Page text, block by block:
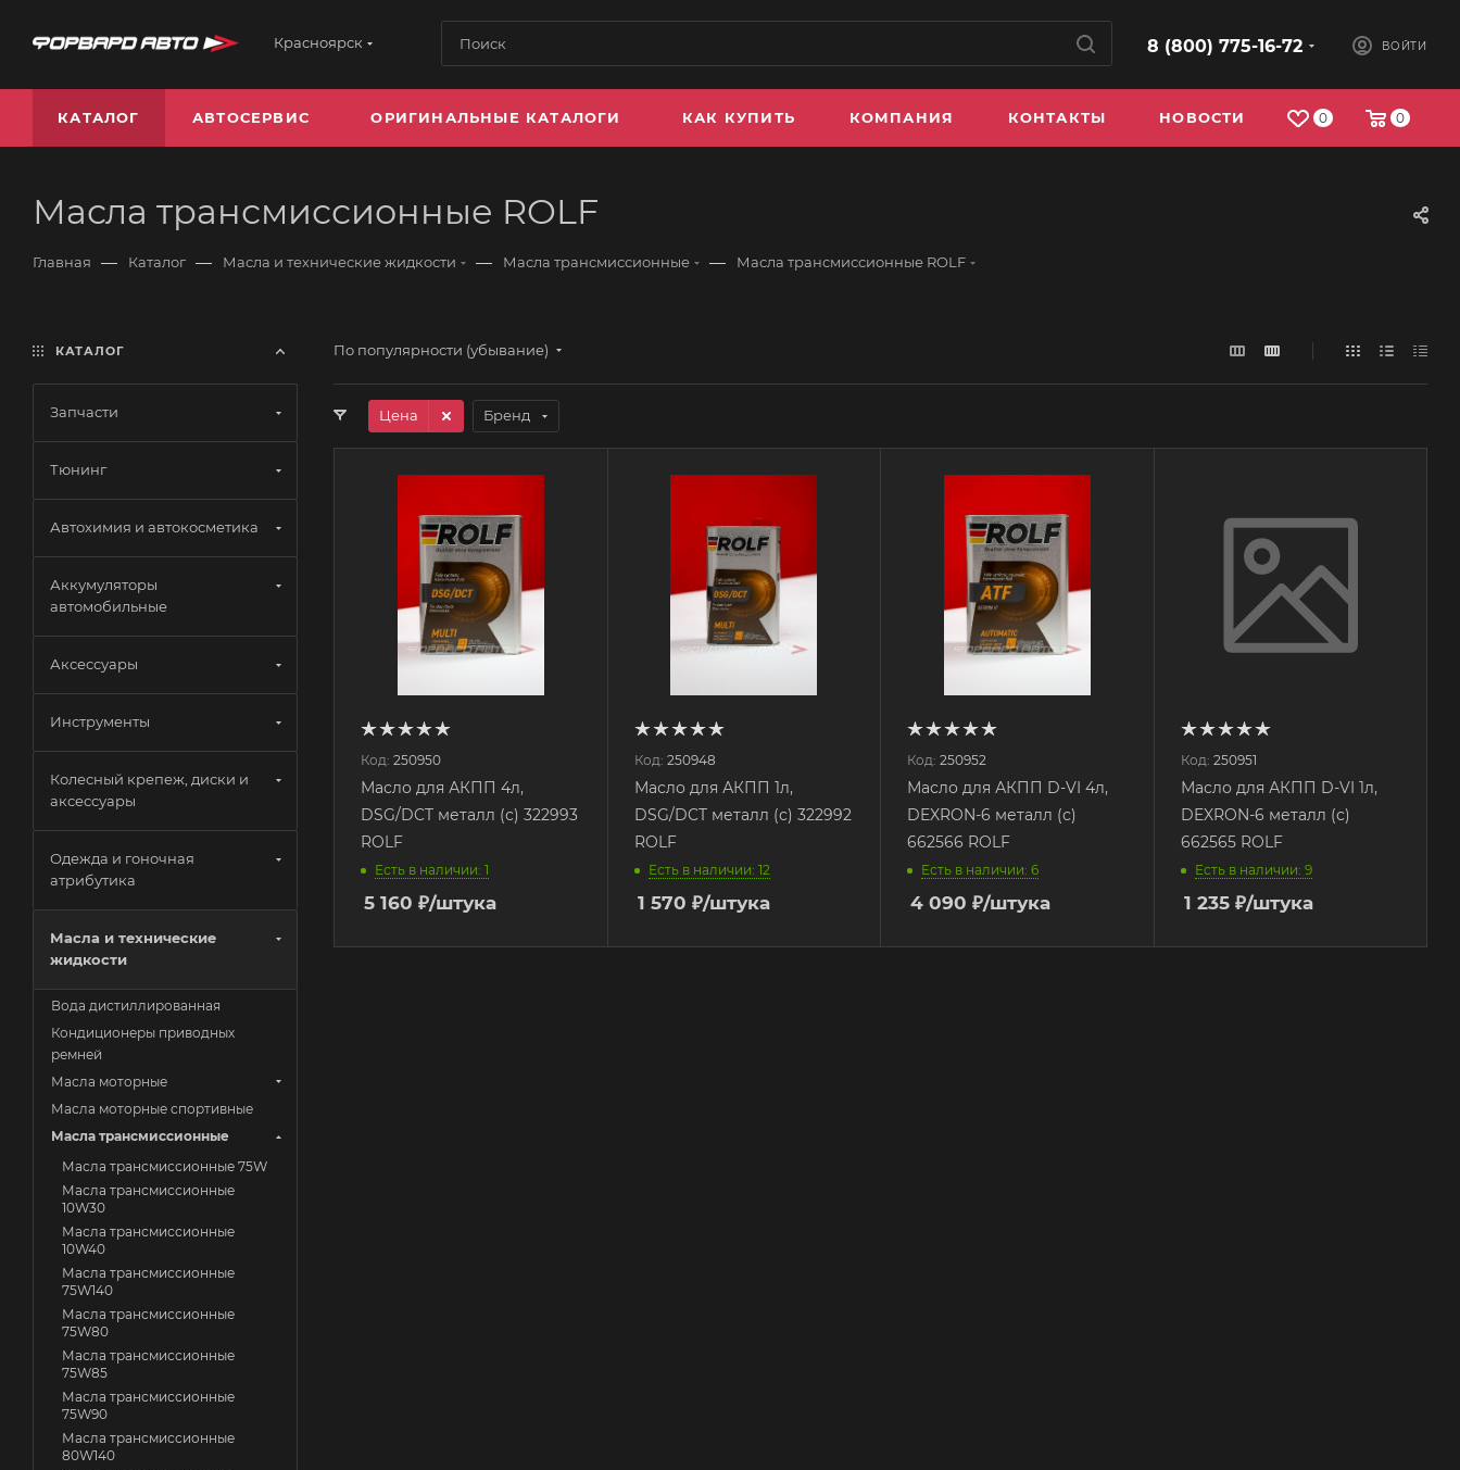
Красноярск 8 (800) 775-16-72 ВОЙТИ
0 0
КАТАЛОГ АВТОСЕРВИС ОРИГИНАЛЬНЫЕ КАТАЛОГИ КАК КУПИТЬ КОМПАНИЯ КОНТАКТЫ НОВОСТИ
Масла трансмиссионные ROLF
Главная — Каталог — Масла и технические жидкости — Масла трансмиссионные — Масла трансмиссионные ROLF
По популярности (убывание)
Цена Бренд
Код: 250950
Масло для АКПП 4л,
DSG/DCT металл (с) 322993
ROLF
Есть в наличии: 1
5 160 ₽/штука
Код: 250948
Масло для АКПП 1л,
DSG/DCT металл (с) 322992
ROLF
Есть в наличии: 12
1 570 ₽/штука
Код: 250952
Масло для АКПП D-VI 4л,
DEXRON-6 металл (с)
662566 ROLF
Есть в наличии: 6
4 090 ₽/штука
Код: 250951
Масло для АКПП D-VI 1л,
DEXRON-6 металл (с)
662565 ROLF
Есть в наличии: 9
1 235₽/штука
КАТАЛОГ
Запчасти
Тюнинг
Автохимия и автокосметика
Аккумуляторы
автомобильные
Аксессуары
Инструменты
Колесный крепеж, диски и
аксессуары
Одежда и гоночная
атрибутика
Масла и технические
жидкости
Вода дистиллированная
Кондиционеры приводных
ремней
Масла моторные
Масла моторные спортивные
Масла трансмиссионные
Масла трансмиссионные 75W
Масла трансмиссионные
10W30
Масла трансмиссионные
10W40
Масла трансмиссионные
75W140
Масла трансмиссионные
75W80
Масла трансмиссионные
75W85
Масла трансмиссионные
75W90
Масла трансмиссионные
80W140